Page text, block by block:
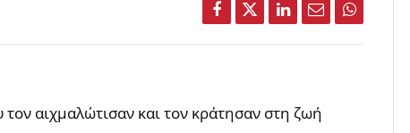
Facebook
TwitterLinkedIn
EmailWhatsApp
αιχμαλώτισαν και τον κράτησαν στη ζωή